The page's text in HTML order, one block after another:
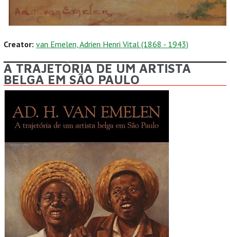
Creator: van Emelen, Adrien Henri Vital (1868 - 1943)
A TRAJETÓRIA DE UM ARTISTA
BELGA EM SÃO PAULO